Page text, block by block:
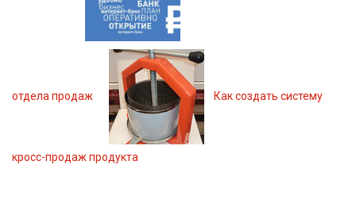
отдела продаж Как создать систему
кросс-продаж продукта